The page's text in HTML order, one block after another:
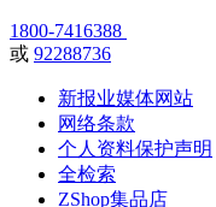
1800-7416388
或 92288736
新报业媒体网站
网络条款
个人资料保护声明
全检索
ZShop集品店